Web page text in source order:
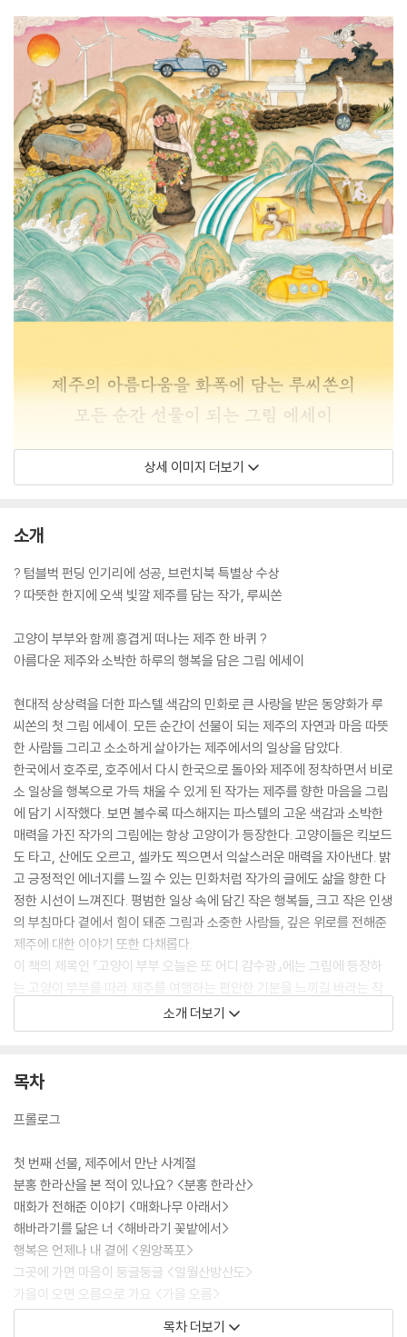
상세 이미지 더보기
소개
? 텀블벅 펀딩 인기리에 성공, 브런치북 특별상 수상
? 따뜻한 한지에 오색 빛깔 제주를 담는 작가, 루씨쏜
고양이 부부와 함께 흥겹게 떠나는 제주 한 바퀴 ?
아름다운 제주와 소박한 하루의 행복을 담은 그림 에세이
현대적 상상력을 더한 파스텔 색감의 민화로 큰 사랑을 받은 동양화가 루
씨쏜의 첫 그림 에세이. 모든 순간이 선물이 되는 제주의 자연과 마음 따뜻
한 사람들 그리고 소소하게 살아가는 제주에서의 일상을 담았다.
한국에서 호주로, 호주에서 다시 한국으로 돌아와 제주에 정착하면서 비로
소 일상을 행복으로 가득 채울 수 있게 된 작가는 제주를 향한 마음을 그림
에 담기 시작했다. 보면 볼수록 따스해지는 파스텔의 고운 색감과 소박한
매력을 가진 작가의 그림에는 항상 고양이가 등장한다. 고양이들은 킥보드
도 타고, 산에도 오르고, 셀카도 찍으면서 익살스러운 매력을 자아낸다. 밝
고 긍정적인 에너지를 느낄 수 있는 민화처럼 작가의 글에도 삶을 향한 다
정한 시선이 느껴진다. 평범한 일상 속에 담긴 작은 행복들, 크고 작은 인생
의 부침마다 곁에서 힘이 돼준 그림과 소중한 사람들, 깊은 위로를 전해준
제주에 대한 이야기 또한 다채롭다.
이 책의 제목인 『고양이 부부 오늘은 또 어디 감수광』에는 그림에 등장하
는 고양이 부부를 따라 제주를 여행하는 편안한 기분을 느끼길 바라는 작
가의 마음이 담겨 있다. 고양이 부부의 안내를 받으며 제주의 방방곡곡을
돌아다니다 보면 미처 알지 못했던 제주의 숨은 매력과 소소하게 빛나는
은 행복들을 문득 떠올리게 하는 에피소드들이 휴식이 되고 위로가 되어
소개 더보기
목차
프롤로그
첫 번째 선물, 제주에서 만난 사계절
분홍 한라산을 본 적이 있나요? <분홍 한라산>
매화가 전해준 이야기 <매화나무 아래서>
해바라기를 닮은 너 <해바라기 꽃밭에서>
행복은 언제나 내 곁에 <원앙폭포>
그곳에 가면 마음이 둥글둥글 <일월산방산도>
가을이 오면 오름으로 가요 <가을 오름>
제주의 겨울이 아름다운 이유 <동백꽃이 날아와>
목차 더보기